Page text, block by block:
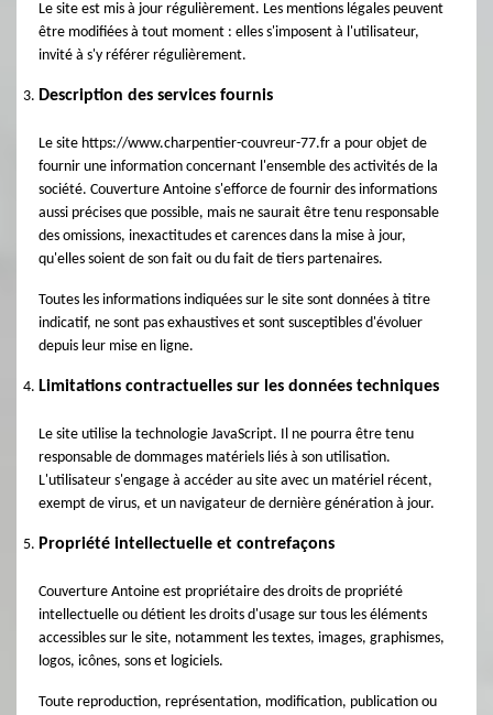
Le site est mis à jour régulièrement. Les mentions légales peuvent
être modifiées à tout moment : elles s'imposent à l'utilisateur,
invité à s'y référer régulièrement.
Description des services fournis
Le site https://www.charpentier-couvreur-77.fr a pour objet de
fournir une information concernant l'ensemble des activités de la
société. Couverture Antoine s'efforce de fournir des informations
aussi précises que possible, mais ne saurait être tenu responsable
des omissions, inexactitudes et carences dans la mise à jour,
qu'elles soient de son fait ou du fait de tiers partenaires.
Toutes les informations indiquées sur le site sont données à titre
indicatif, ne sont pas exhaustives et sont susceptibles d'évoluer
depuis leur mise en ligne.
Limitations contractuelles sur les données techniques
Le site utilise la technologie JavaScript. Il ne pourra être tenu
responsable de dommages matériels liés à son utilisation.
L'utilisateur s'engage à accéder au site avec un matériel récent,
exempt de virus, et un navigateur de dernière génération à jour.
Propriété intellectuelle et contrefaçons
Couverture Antoine est propriétaire des droits de propriété
intellectuelle ou détient les droits d'usage sur tous les éléments
accessibles sur le site, notamment les textes, images, graphismes,
logos, icônes, sons et logiciels.
Toute reproduction, représentation, modification, publication ou